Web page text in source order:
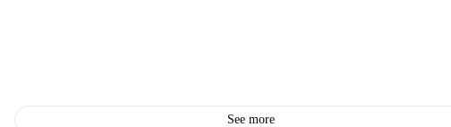
See more